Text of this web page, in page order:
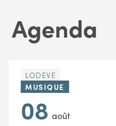
Agenda
LODEVE
MUSIQUE
08 août